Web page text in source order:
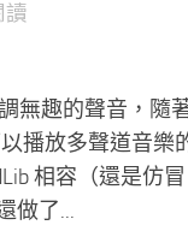
讀
無趣的聲音，隨
播放多聲道音樂
相容（還是仿
做了...